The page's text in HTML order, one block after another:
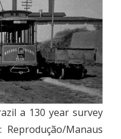
a 130 year survey
Manaus